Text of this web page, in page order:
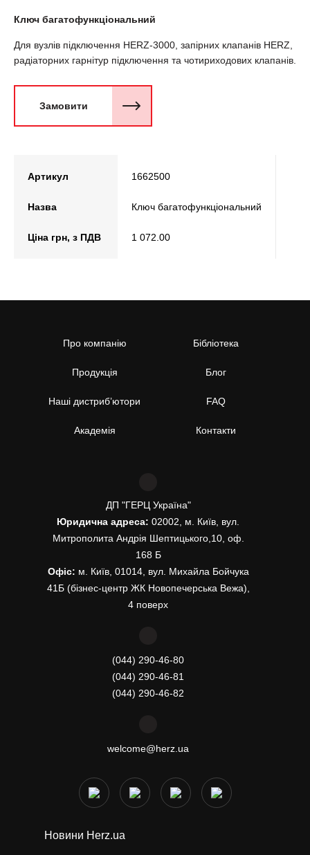
Ключ багатофункціональний
Для вузлів підключення HERZ-3000, запірних клапанів HERZ,
радіаторних гарнітур підключення та чотириходових клапанів.
Замовити
Артикул 1662500
Назва Ключ багатофункціональний
Ціна грн, з ПДВ 1 072.00
Про компанію
Продукція
Наші дистриб’ютори
Академія
Бібліотека
Блог
FAQ
Контакти
ДП "ГЕРЦ Україна"
Юридична адреса: 02002, м. Київ, вул.
Митрополита Андрія Шептицького,10, оф.
168 Б
Офіс: м. Київ, 01014, вул. Михайла Бойчука
41Б (бізнес-центр ЖК Новопечерська Вежа),
4 поверх
(044) 290-46-80
(044) 290-46-81
(044) 290-46-82
welcome@herz.ua
Новини Herz.ua